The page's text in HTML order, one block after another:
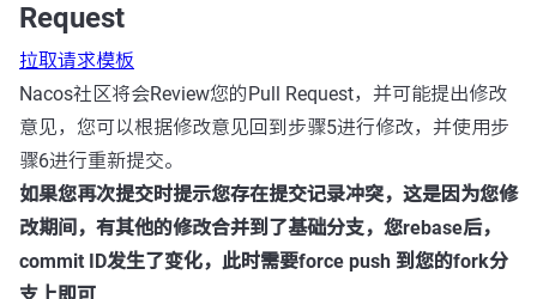
Request
拉取请求模板
Nacos社区将会Review您的Pull Request，并可能提出修改
意见，您可以根据修改意见回到步骤5进行修改，并使用步
骤6进行重新提交。
如果您再次提交时提示您存在提交记录冲突，这是因为您修
改期间，有其他的修改合并到了基础分支，您rebase后，
commit ID发生了变化，此时需要force push 到您的fork分